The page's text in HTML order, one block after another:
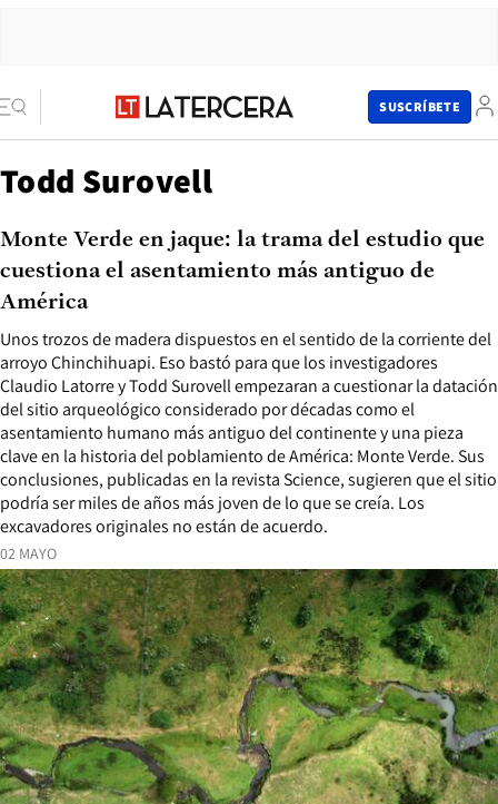
SUSCRÍBETE
Todd Surovell
02 MAYO
Unos trozos de madera dispuestos en el sentido de la corriente del
arroyo Chinchihuapi. Eso bastó para que los investigadores
Claudio Latorre y Todd Surovell empezaran a cuestionar la datación
del sitio arqueológico considerado por décadas como el
asentamiento humano más antiguo del continente y una pieza
clave en la historia del poblamiento de América: Monte Verde. Sus
conclusiones, publicadas en la revista Science, sugieren que el sitio
podría ser miles de años más joven de lo que se creía. Los
excavadores originales no están de acuerdo.
Monte Verde en jaque: la trama del estudio que
cuestiona el asentamiento más antiguo de
América